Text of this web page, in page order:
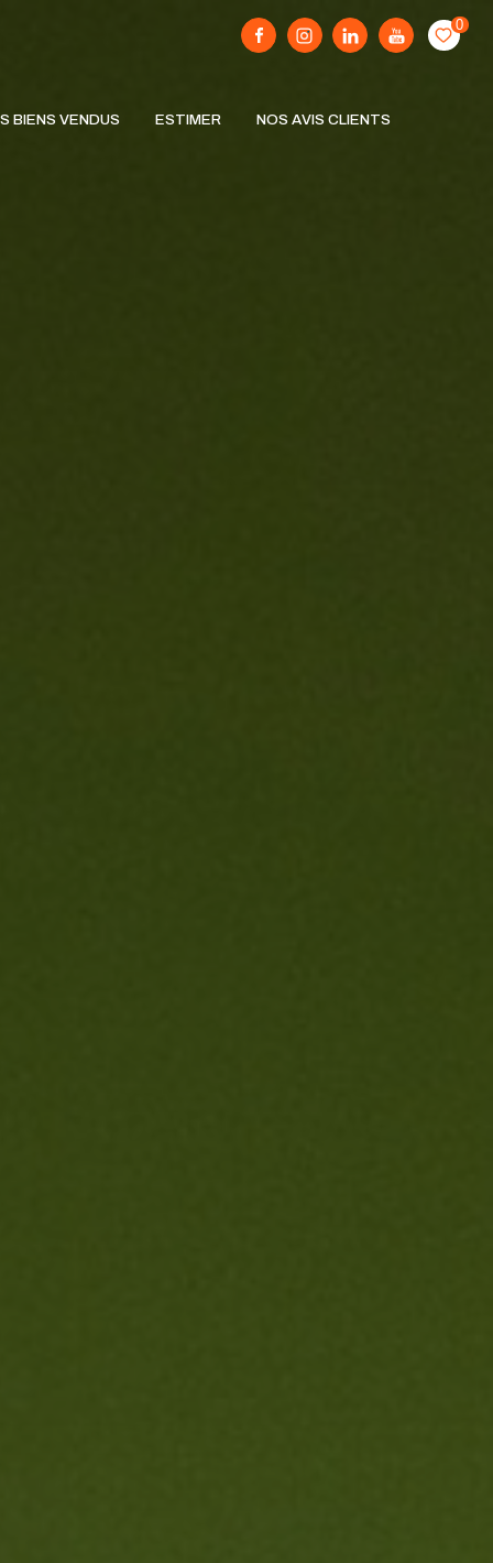
0
BIENS VENDUS ESTIMER NOS AVIS CLIENTS